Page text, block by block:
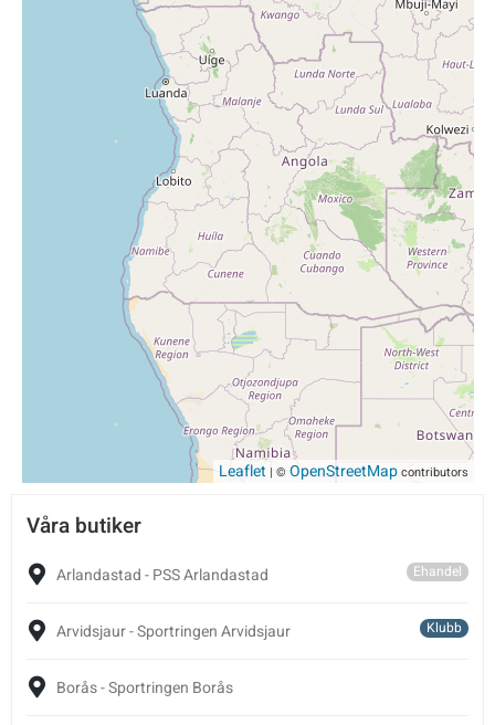
Leaflet | © OpenStreetMapcontributors
Våra butiker
Arlandastad - PSS Arlandastad Ehandel
Arvidsjaur - Sportringen Arvidsjaur Klubb
Borås - Sportringen Borås